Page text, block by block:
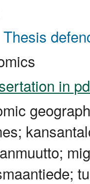
Thesis
in